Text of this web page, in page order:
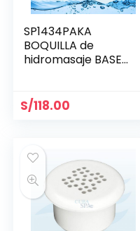
SP1434PAKA
BOQUILLA de
hidromasaje BASE
S/118.00